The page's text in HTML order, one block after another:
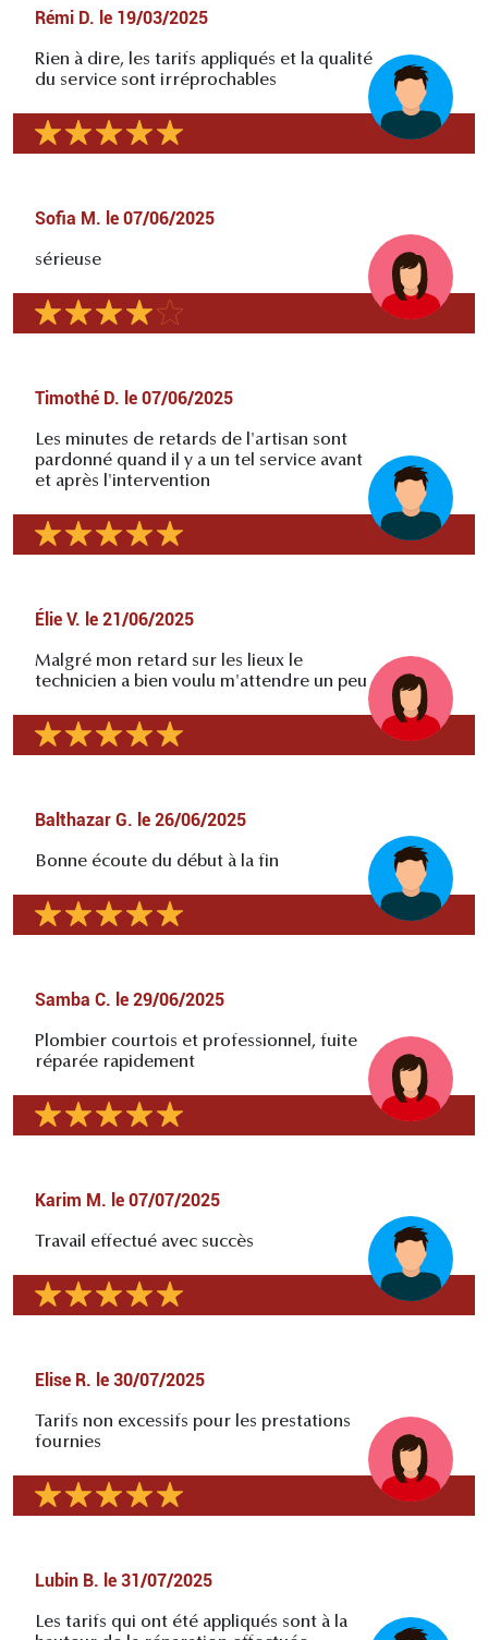
Rémi D. le 19/03/2025
Rien à dire, les tarifs appliqués et la qualité
du service sont irréprochables
Sofia M. le 07/06/2025
sérieuse
Timothé D. le 07/06/2025
Les minutes de retards de l'artisan sont
pardonné quand il y a un tel service avant
et après l'intervention
Élie V. le 21/06/2025
Malgré mon retard sur les lieux le
technicien a bien voulu m'attendre un peu
Balthazar G. le 26/06/2025
Bonne écoute du début à la fin
Samba C. le 29/06/2025
Plombier courtois et professionnel, fuite
réparée rapidement
Karim M. le 07/07/2025
Travail effectué avec succès
Elise R. le 30/07/2025
Tarifs non excessifs pour les prestations
fournies
Lubin B. le 31/07/2025
Les tarifs qui ont été appliqués sont à la